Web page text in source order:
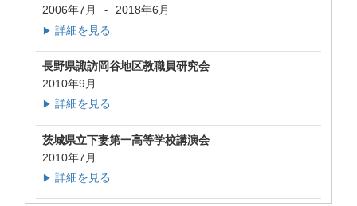
2006年7月
- 2018年6月
▶ 詳細を見る
長野県諏訪岡谷地区教職員研究会
2010年9月
▶ 詳細を見る
茨城県立下妻第一高等学校講演会
2010年7月
▶ 詳細を見る